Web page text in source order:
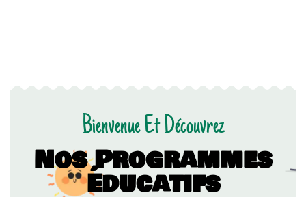
Bienvenue Et Découvrez
Nos Programmes
Éducatifs